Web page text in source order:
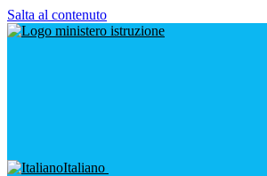
Salta al contenuto
Italiano